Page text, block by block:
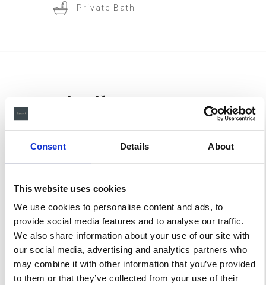
Consent Details About
This website uses cookies
We use cookies to personalise content and ads, to
provide social media features and to analyse our traffic.
We also share information about your use of our site with
our social media, advertising and analytics partners who
may combine it with other information that you’ve provided
to them or that they’ve collected from your use of their
Private Bath
Similar Rooms